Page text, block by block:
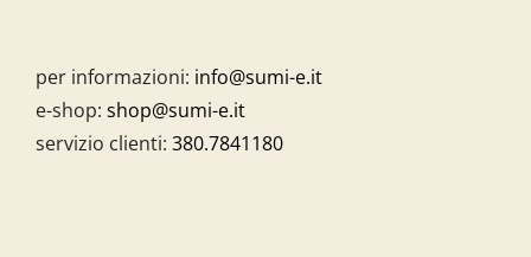
per informazioni: info@sumi-e.it
e-shop: shop@sumi-e.it
servizio clienti: 380.7841180